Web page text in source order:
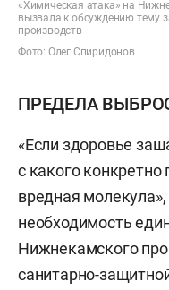
«Химическая атака» на
вызвала к обсуждению тему
производств
Фото: Олег Спиридонов
ПРЕДЕЛА
«Если здоровье
с какого конкретно
вредная
необходимость
Нижнекамского
санитарно-